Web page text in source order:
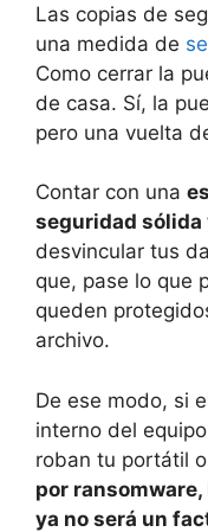
Las copias de
una medida de
Como cerrar la
de casa. Sí, la
pero una vuelta
Contar con una
seguridad sólida
desvincular tus
que, pase lo que
queden
archivo.
De ese modo, si
interno del
roban tu portátil o
por
ya no será un